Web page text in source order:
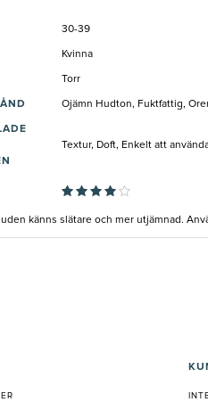
30-39
Kvinna
Torr
Ojämn Hudton, Fuktfattig,
Textur, Doft, Enkelt att
känns slätare och mer utjämnad.